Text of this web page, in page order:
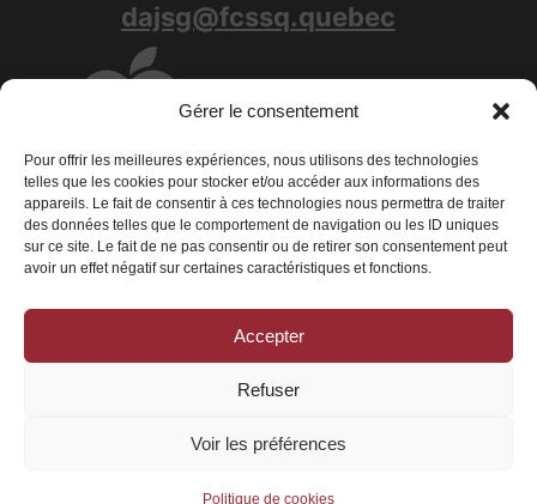
Gérer le consentement
Pour offrir les meilleures expériences, nous utilisons des technologies
telles que les cookies pour stocker et/ou accéder aux informations des
appareils. Le fait de consentir à ces technologies nous permettra de traiter
des données telles que le comportement de navigation ou les ID uniques
sur ce site. Le fait de ne pas consentir ou de retirer son consentement peut
avoir un effet négatif sur certaines caractéristiques et fonctions.
Accepter
Refuser
Voir les préférences
Politique de cookies
dajsg@fcssq.quebec
Déclaration de confidentialité